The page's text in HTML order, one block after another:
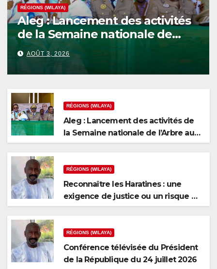
RÉGIONS (WILAYA)
Aleg : Lancement des activités
de la Semaine nationale de
l’Arbre au niveau de la wilaya
du Brakna
AOÛT 3, 2026
RÉGIONS (WILAYA)
Aleg : Lancement des activités de
la Semaine nationale de l’Arbre au
niveau de la wilaya du Brakna
RÉGIONS (WILAYA)
Reconnaître les Haratines : une
exigence de justice ou un risque de
fragmentation nationale ?
RÉGIONS (WILAYA)
Conférence télévisée du Président
de la République du 24 juillet 2026